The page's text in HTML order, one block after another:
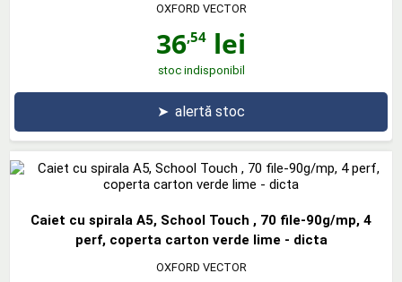
OXFORD VECTOR
36,54 lei
stoc indisponibil
➤ alertă stoc
Caiet cu spirala A5, School Touch , 70 file-90g/mp, 4
perf, coperta carton verde lime - dicta
OXFORD VECTOR